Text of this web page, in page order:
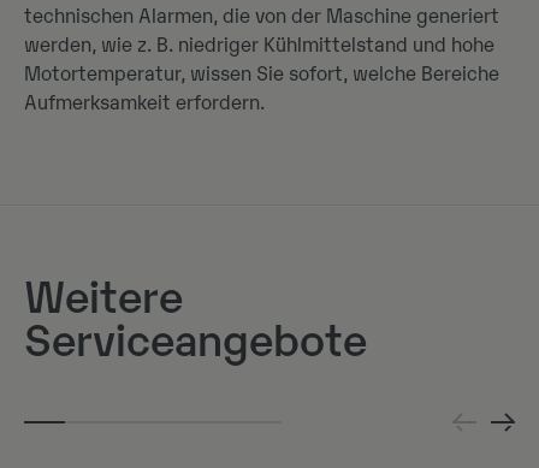
technischen Alarmen, die von der Maschine generiert
werden, wie z. B. niedriger Kühlmittelstand und hohe
Motortemperatur, wissen Sie sofort, welche Bereiche
Aufmerksamkeit erfordern.
Weitere
Serviceangebote